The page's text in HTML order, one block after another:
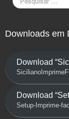
Downloads em
Download
Download
Setup-Imprime-